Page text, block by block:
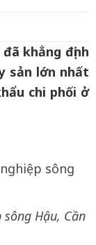
khẳng định
sản lớn nhất
chi phối ở
Hậu, Cần